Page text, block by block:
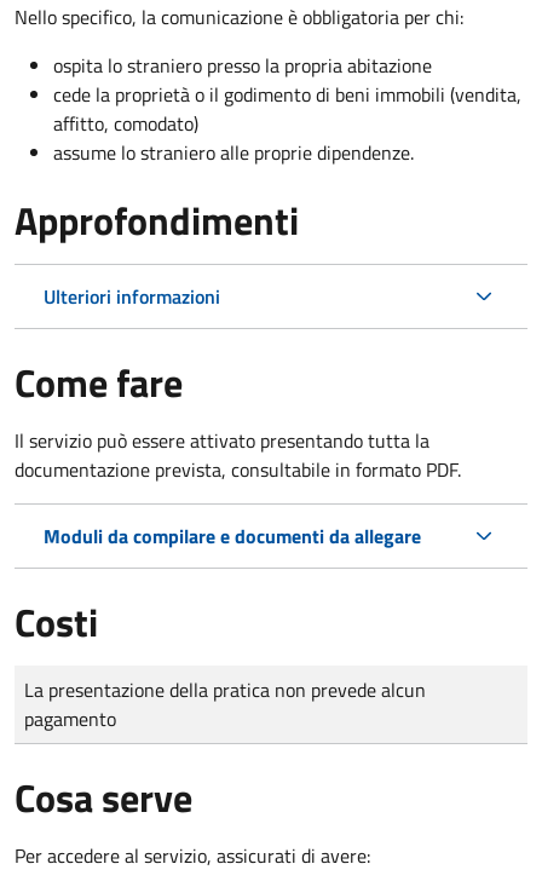
Nello specifico, la comunicazione è obbligatoria per chi:
ospita lo straniero presso la propria abitazione
cede la proprietà o il godimento di beni immobili (vendita,
affitto, comodato)
assume lo straniero alle proprie dipendenze.
Approfondimenti
Ulteriori informazioni
Come fare
Il servizio può essere attivato presentando tutta la
documentazione prevista, consultabile in formato PDF.
Moduli da compilare e documenti da allegare
Costi
Tipo di pagamento
Importo
La presentazione della pratica non prevede alcun
pagamento
Cosa serve
Per accedere al servizio, assicurati di avere: